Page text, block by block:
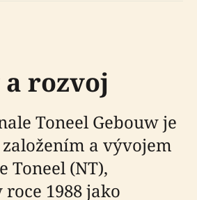
rozvoj
Toneel Gebouw je
založením a vývojem
Toneel (NT),
1988 jako